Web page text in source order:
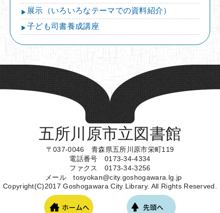
展示（いろいろなテーマでの資料紹介）
子ども司書養成講座
五所川原市立図書館
〒037-0046 青森県五所川原市栄町119
電話番号 0173-34-4334
ファクス 0173-34-3256
メール tosyokan@city.goshogawara.lg.jp
Copyright(C)2017 Goshogawara City Library. All Rights Reserved.